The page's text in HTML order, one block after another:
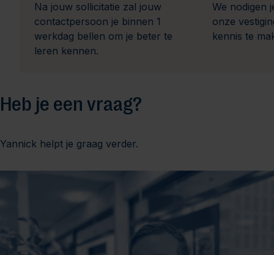
Na jouw sollicitatie zal jouw
contactpersoon je binnen 1
werkdag bellen om je beter te
leren kennen.
We nodigen
onze
kennis te
Heb je een vraag?
Yannick helpt je graag verder.